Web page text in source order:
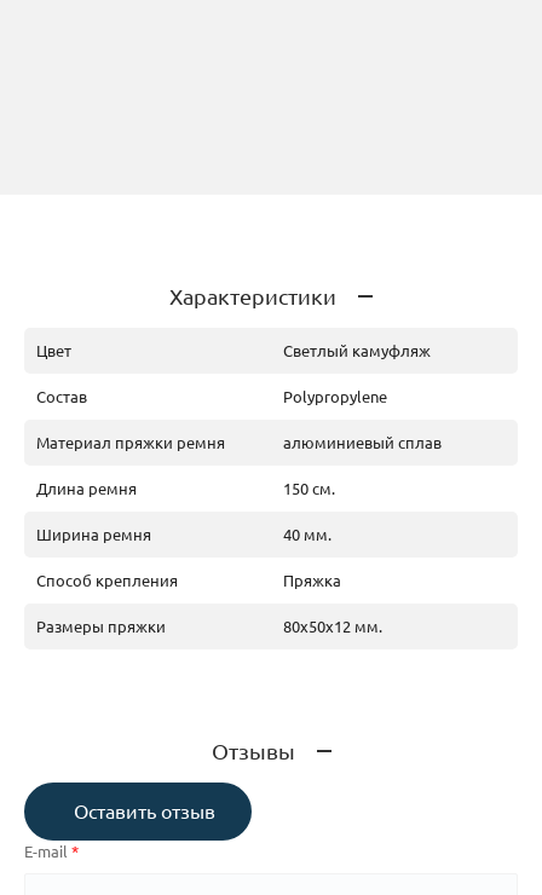
Характеристики
Цвет Светлый камуфляж
Состав Polypropylene
Материал пряжки ремня алюминиевый сплав
Длина ремня 150 см.
Ширина ремня 40 мм.
Способ крепления Пряжка
Размеры пряжки 80х50х12 мм.
Отзывы
Оставить отзыв
E-mail